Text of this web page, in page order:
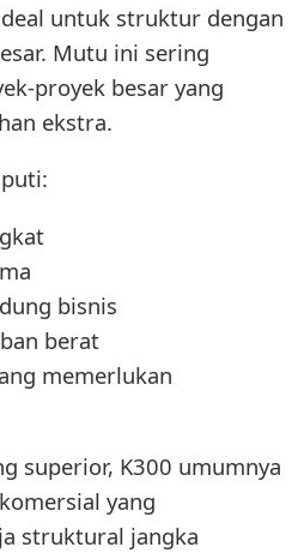
untuk struktur dengan
Mutu ini sering
proyek besar yang
ekstra.
bisnis
berat
memerlukan
superior, K300 umumnya
yang
struktural jangka